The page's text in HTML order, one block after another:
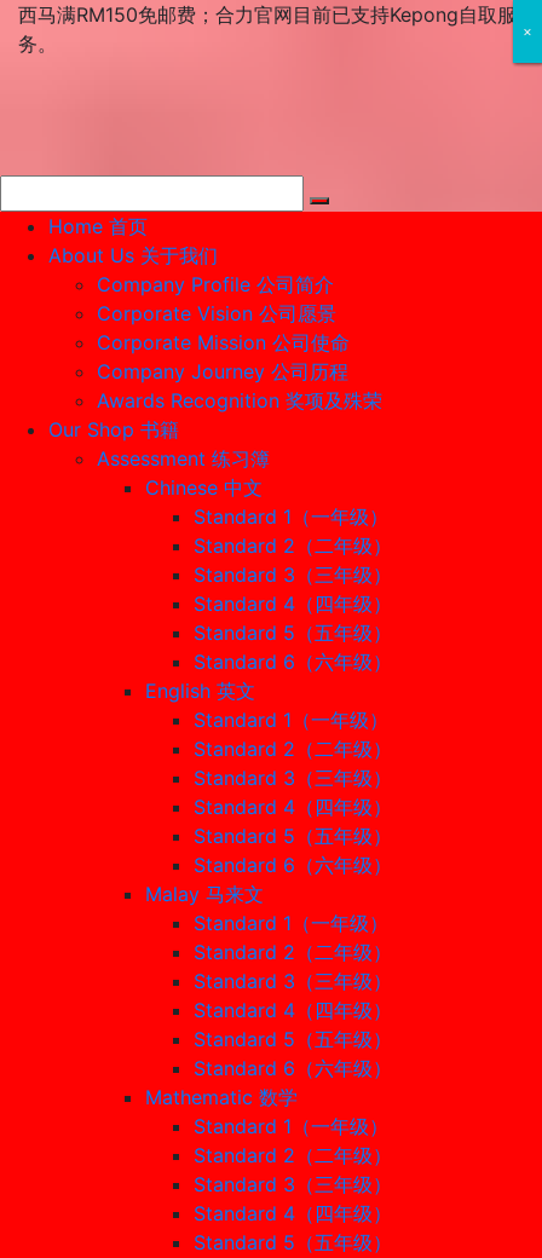
Skip西马满RM150免邮费；合力官网目前已支持Kepong自取服
务。
Home 首页
About Us 关于我们
Company Profile 公司简介
Corporate Vision 公司愿景
Corporate Mission 公司使命
Company Journey 公司历程
Awards Recognition 奖项及殊荣
Our Shop 书籍
Assessment 练习簿
Chinese 中文
Standard 1（一年级）
Standard 2（二年级）
Standard 3（三年级）
Standard 4（四年级）
Standard 5（五年级）
Standard 6（六年级）
English 英文
Standard 1（一年级）
Standard 2（二年级）
Standard 3（三年级）
Standard 4（四年级）
Standard 5（五年级）
Standard 6（六年级）
Malay 马来文
Standard 1（一年级）
Standard 2（二年级）
Standard 3（三年级）
Standard 4（四年级）
Standard 5（五年级）
Standard 6（六年级）
Mathematic 数学
Standard 1（一年级）
Standard 2（二年级）
Standard 3（三年级）
Standard 4（四年级）
Standard 5（五年级）
×
×
×